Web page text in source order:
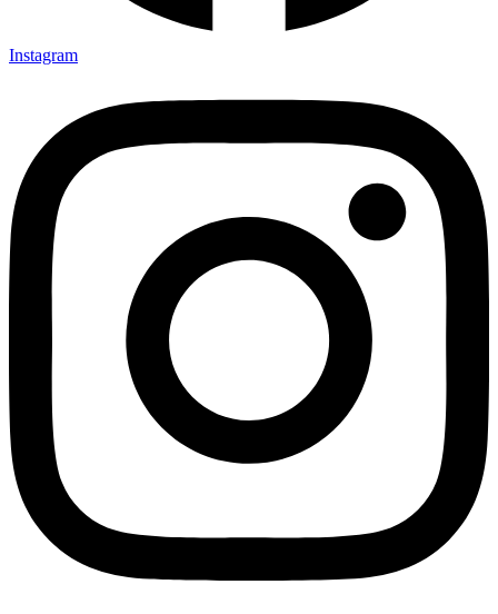
Instagram